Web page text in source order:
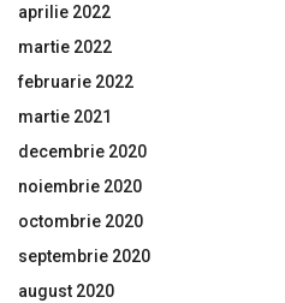
aprilie 2022
martie 2022
februarie 2022
martie 2021
decembrie 2020
noiembrie 2020
octombrie 2020
septembrie 2020
august 2020